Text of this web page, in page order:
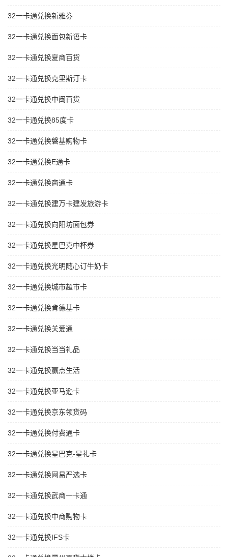
32一卡通兑换新雅劵
32一卡通兑换面包新语卡
32一卡通兑换夏商百货
32一卡通兑换克里斯汀卡
32一卡通兑换中闽百货
32一卡通兑换85度卡
32一卡通兑换磐基购物卡
32一卡通兑换E通卡
32一卡通兑换商通卡
32一卡通兑换建万卡建发旅游卡
32一卡通兑换向阳坊面包券
32一卡通兑换星巴克中杯券
32一卡通兑换光明随心订牛奶卡
32一卡通兑换城市超市卡
32一卡通兑换肯德基卡
32一卡通兑换关爱通
32一卡通兑换当当礼品
32一卡通兑换赢点生活
32一卡通兑换亚马逊卡
32一卡通兑换京东领货码
32一卡通兑换付费通卡
32一卡通兑换星巴克-星礼卡
32一卡通兑换网易严选卡
32一卡通兑换武商一卡通
32一卡通兑换中商购物卡
32一卡通兑换IFS卡